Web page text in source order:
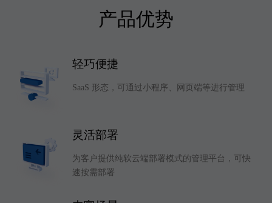
产品优势
轻巧便捷
SaaS 形态，可通过小程序、网页端等进行管理
灵活部署
为客户提供纯软云端部署模式的管理平台，可快
速按需部署